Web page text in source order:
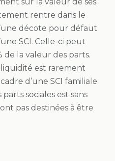
rentre dans le
décote pour défaut
SCI. Celle-ci peut
de la valeur des parts.
est rarement
d’une SCI familiale.
sociales est sans
pas destinées à être